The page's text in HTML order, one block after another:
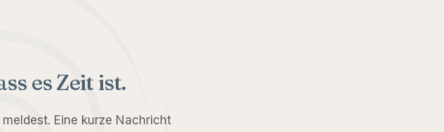
es Zeit ist.
Eine kurze Nachricht